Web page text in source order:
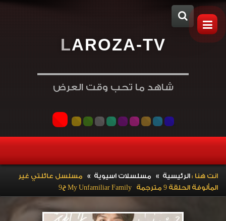
LAROZA-TV
شاهد ما تحب وقت العرض
انت هنا :الرئيسية » مسلسلات اسيوية » مسلسل عائلتي غير
المألوفة الحلقة 9 مترجمة My Unfamiliar Family ح9